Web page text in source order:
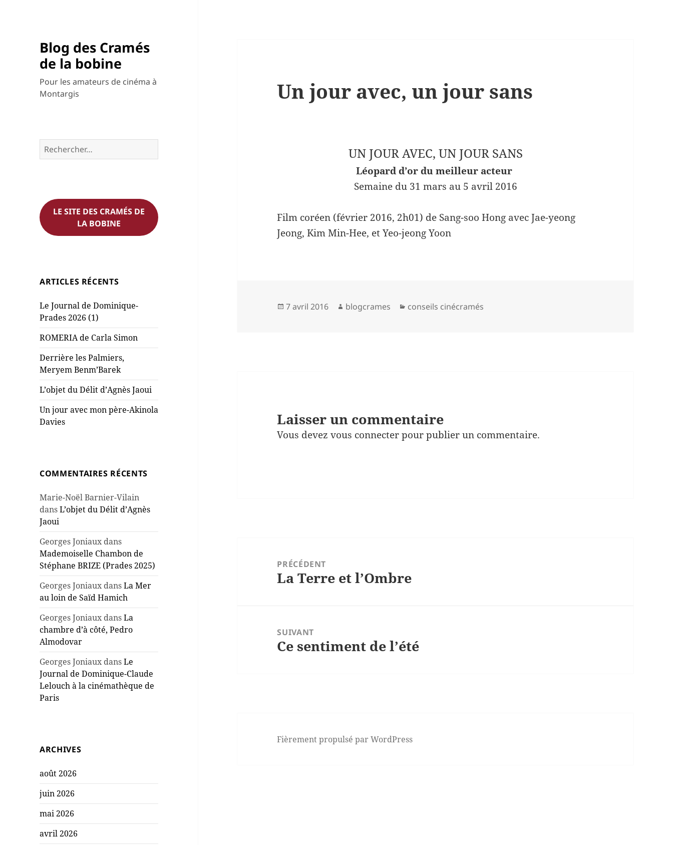
Blog des Cramés
de la bobine
Pour les amateurs de cinéma à
Montargis
Rechercher :
LE SITE DES CRAMÉS DE
LA BOBINE
ARTICLES RÉCENTS
Le Journal de Dominique-
Prades 2026 (1)
ROMERIA de Carla Simon
Derrière les Palmiers,
Meryem Benm’Barek
L’objet du Délit d’Agnès Jaoui
Un jour avec mon père-Akinola
Davies
COMMENTAIRES RÉCENTS
Marie-Noël Barnier-Vilain
dansL’objet du Délit d’Agnès
Jaoui
Georges Joniaux dans
Mademoiselle Chambon de
Stéphane BRIZE (Prades 2025)
Georges Joniaux dansLa Mer
au loin de Saïd Hamich
Georges Joniaux dansLa
chambre d’à côté, Pedro
Almodovar
Georges Joniaux dansLe
Journal de Dominique-Claude
Lelouch à la cinémathèque de
Paris
ARCHIVES
août 2026
juin 2026
mai 2026
avril 2026
Un jour avec, un jour sans
UN JOUR AVEC, UN JOUR SANS
Léopard d’or du meilleur acteur
Semaine du 31 mars au 5 avril 2016
Film coréen (février 2016, 2h01) de Sang-soo Hong avec Jae-yeong
Jeong, Kim Min-Hee, et Yeo-jeong Yoon
Publié
7 avril 2016 Auteur
blogcrames Catégories
conseils cinécramés
Laisser un commentaire
Vous devezvous connecterpour publier un commentaire.
PRÉCÉDENT
Article
La Terre et l’Ombre
SUIVANT
Article
Ce sentiment de l’été
Fièrement propulsé par WordPress